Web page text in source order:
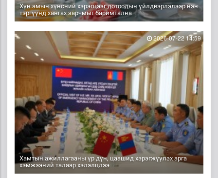
Хүн амын хүнсний хэрэгцээг дотоодын үйлдвэрлэлээр нэн
тэргүүнд хангах зарчмыг баримтална
Хамтын ажиллагааны үр дүн, цаашид хэрэгжүүлэх арга
хэмжээний талаар хэлэлцлээ
2026-07-22 14:59